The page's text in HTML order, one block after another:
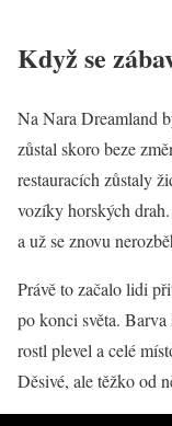
Když se
Na Nara Dreamland
zůstal skoro beze
restauracích zůstaly
vozíky horských
a už se znovu
Právě to začalo lidi
po konci světa.
rostl plevel a celé
Děsivé, ale těžko od